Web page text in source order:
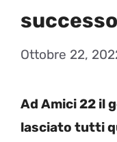
Ottobre 22,
Ad Amici 22 il
lasciato tutti